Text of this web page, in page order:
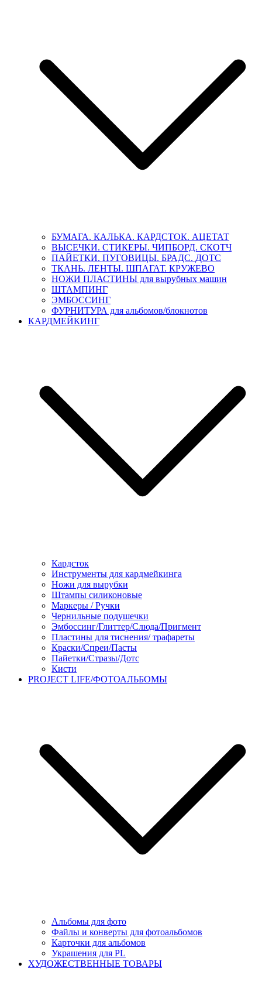
БУМАГА. КАЛЬКА. КАРДСТОК. АЦЕТАТ
ВЫСЕЧКИ. СТИКЕРЫ. ЧИПБОРД. СКОТЧ
ПАЙЕТКИ. ПУГОВИЦЫ. БРАДС. ДОТС
ТКАНЬ. ЛЕНТЫ. ШПАГАТ. КРУЖЕВО
НОЖИ ПЛАСТИНЫ для вырубных машин
ШТАМПИНГ
ЭМБОССИНГ
ФУРНИТУРА для альбомов/блокнотов
КАРДМЕЙКИНГ
Кардсток
Инструменты для кардмейкинга
Ножи для вырубки
Штампы силиконовые
Маркеры / Ручки
Чернильные подушечки
Эмбоссинг/Глиттер/Слюда/Пригмент
Пластины для тиснения/ трафареты
Краски/Спреи/Пасты
Пайетки/Стразы/Дотс
Кисти
PROJECT LIFE/ФОТОАЛЬБОМЫ
Альбомы для фото
Файлы и конверты для фотоальбомов
Карточки для альбомов
Украшения для PL
ХУДОЖЕСТВЕННЫЕ ТОВАРЫ